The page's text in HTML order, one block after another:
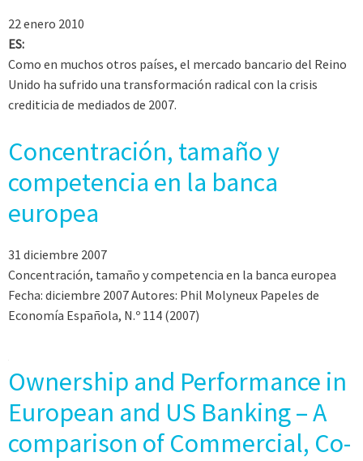
22 enero 2010
ES:
Como en muchos otros países, el mercado bancario del Reino
Unido ha sufrido una transformación radical con la crisis
crediticia de mediados de 2007.
Concentración, tamaño y
competencia en la banca
europea
31 diciembre 2007
Concentración, tamaño y competencia en la banca europea
Fecha: diciembre 2007 Autores: Phil Molyneux Papeles de
Economía Española, N.º 114 (2007)
Ownership and Performance in
European and US Banking – A
comparison of Commercial, Co-